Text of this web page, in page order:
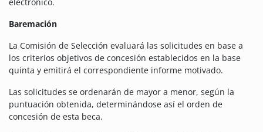
Baremación
La Comisión de Selección evaluará las solicitudes en base a
los criterios objetivos de concesión establecidos en la base
quinta y emitirá el correspondiente informe motivado.
Las solicitudes se ordenarán de mayor a menor, según la
puntuación obtenida, determinándose así el orden de
concesión de esta beca.